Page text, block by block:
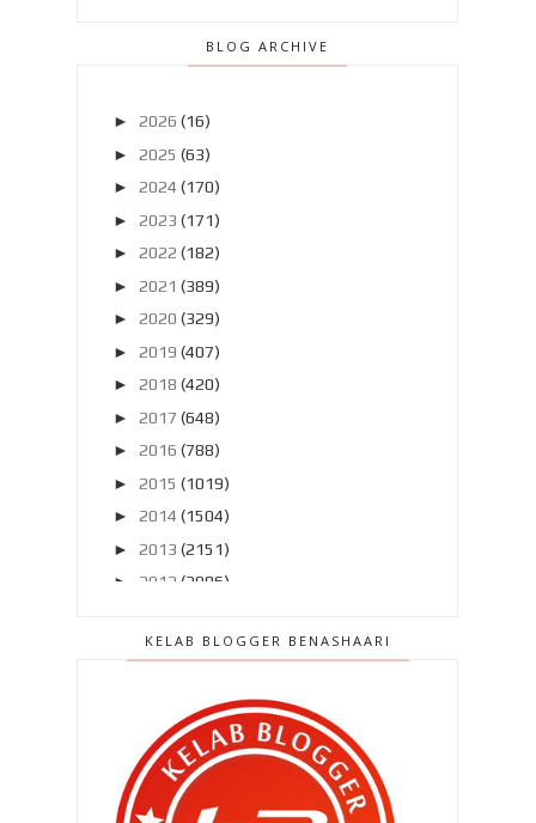
BLOG ARCHIVE
► 2026 (16)
► 2025 (63)
► 2024 (170)
► 2023 (171)
► 2022 (182)
► 2021 (389)
► 2020 (329)
► 2019 (407)
► 2018 (420)
► 2017 (648)
► 2016 (788)
► 2015 (1019)
► 2014 (1504)
► 2013 (2151)
► 2012 (2986)
2010(4406)
November 2010(502)
►Oktober 2010(453)
►
September 2010
(387)
►
Ogos 2010 (389)
KELAB BLOGGER BENASHAARI